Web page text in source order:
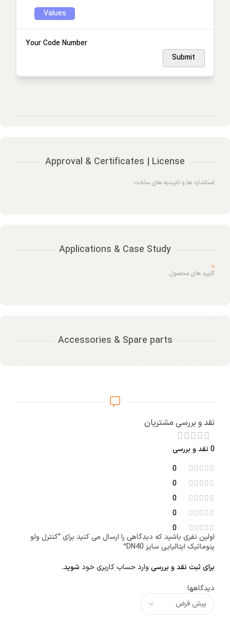
Values
Your Code Number
Submit
Approval & Certificates | License
استاندارد ها و تاییدیه های ساخت
Applications & Case Study
کاربرد های محصول
Accessories & Spare parts
نقد و بررسی مشتریان
0 نقد و بررسی
0
0
0
0
0
دیدگاهها
اولین نفری باشید که دیدگاهی را ارسال می کنید برای “کنترل ولو
پنوماتیک ایتالیایی سایز DN40”
برای ثبت نقد و بررسیوارد حساب کاربری خود شوید.